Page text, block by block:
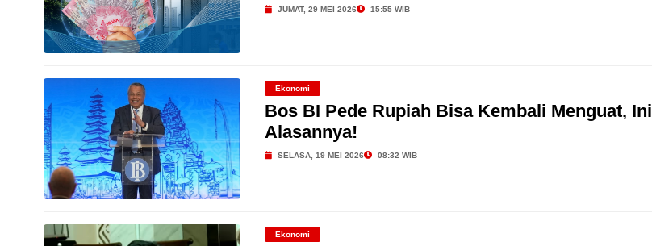
JUMAT, 29 MEI 2026 15:55 WIB
Ekonomi
Bos BI Pede Rupiah Bisa Kembali Menguat, Ini
Alasannya!
SELASA, 19 MEI 2026 08:32 WIB
Ekonomi